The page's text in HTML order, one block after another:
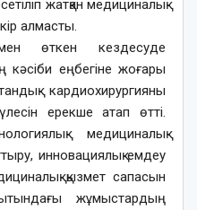
жатқан медициналық
алмасты.
өткен кездесуде
еңбегіне жоғары
кардиохирургияны
ерекше атап өтті.
медициналық
инновациялық емдеу
қызмет сапасын
жұмыстардың